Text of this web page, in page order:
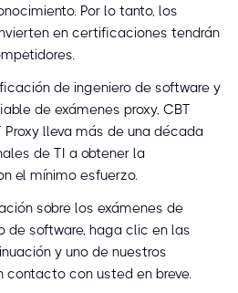
Por lo tanto, los
en certificaciones tendrán
de ingeniero de software y
de exámenes proxy, CBT
Proxy lleva más de una década
de TI a obtener la
el mínimo esfuerzo.
sobre los exámenes de
de software, haga clic en las
y uno de nuestros
contacto con usted en breve.